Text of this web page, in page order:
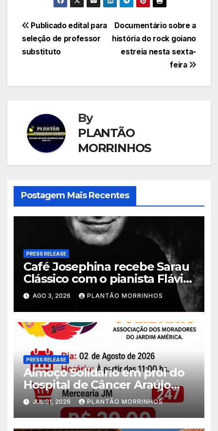
Navegação
de
Documentário sobre a
história do rock goiano
estreia nesta sexta-
feira
Publicado edital para
seleção de professor
substituto
By
PLANTÃO
MORRINHOS
Postagem Mais Recentes
PRESS RELEASE
Café Josephina recebe Sarau
Clássico com o pianista Flávio
Varani nesta terça-feira
AGO 3, 2026 PLANTÃO MORRINHOS
PRESS RELEASE
Almoço Solidário em prol do
Hospital de Câncer Araújo
Jorge é realizado no Jardim
América
JUL 31, 2026 PLANTÃO MORRINHOS